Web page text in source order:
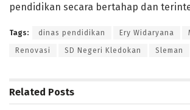
pendidikan secara bertahap dan
Tags: dinas pendidikan Ery Widaryana
Renovasi SD Negeri Kledokan Sleman
Related Posts